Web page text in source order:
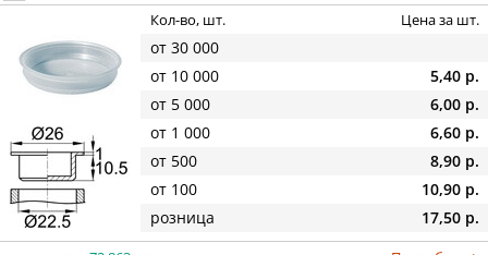
Кол-во, шт. Цена за шт.
от 30 000
от 10 000
5,40 р.
от 5 000
6,00 р.
от 1 000
6,60 р.
от 500
8,90 р.
от 100
10,90 р.
розница
17,50 р.